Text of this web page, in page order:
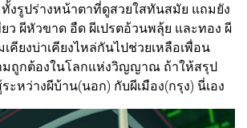
งรูปร่างหน้าตาที่ดูสวยใสทันสมัย แถมยัง
ว ผีหัวขาด อืด ผีเปรตอ้วนพลุ้ย และทอง ผี
คียงบ่าเคียงไหล่กันไปช่วยเหลือเพื่อน
ถูกต้องในโลกแห่งวิญญาณ ถ้าให้สรุป
ะหว่างผีบ้าน(นอก) กับผีเมือง(กรุง) นี่เอง